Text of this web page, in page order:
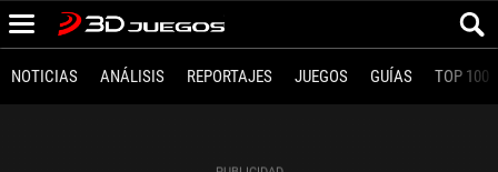
NOTICIAS ANÁLISIS REPORTAJES JUEGOS GUÍAS TOP 100